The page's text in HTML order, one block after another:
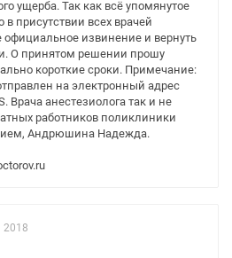
ущерба. Так как всё упомянутое
присутствии всех врачей
извинение и вернуть
О принятом решении прошу
короткие сроки. Примечание:
на электронный адрес
Врача анестезиолога так и не
работников поликлиники
Андрюшина Надежда.
2018